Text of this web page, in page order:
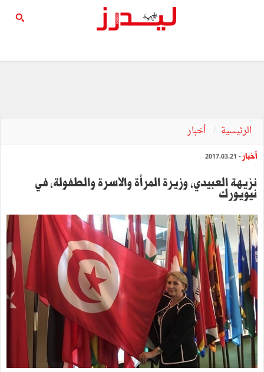
الرئيسية أخبار
أخبار - 2017.03.21
نزيهة العبيدي، وزيرة المرأة والاسرة والطفولة، في
نيويورك